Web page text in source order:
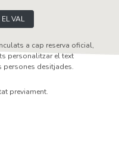
VAL
a cap reserva oficial,
personalitzar el text
desitjades.
previament.